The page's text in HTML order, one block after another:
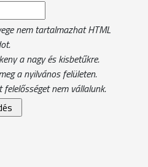
nem tartalmazhat HTML
a nagy és kisbetűkre.
a nyilvános felületen.
nem vállalunk.